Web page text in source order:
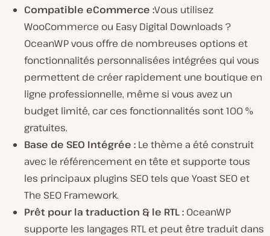
Compatible eCommerce :Vous utilisez
WooCommerce ou Easy Digital Downloads ?
OceanWP vous offre de nombreuses options et
fonctionnalités personnalisées intégrées qui vous
permettent de créer rapidement une boutique en
ligne professionnelle, même si vous avez un
budget limité, car ces fonctionnalités sont 100 %
gratuites.
Base de SEO Intégrée : Le thème a été construit
avec le référencement en tête et supporte tous
les principaux plugins SEO tels que Yoast SEO et
The SEO Framework.
Prêt pour la traduction & le RTL : OceanWP
supporte les langages RTL et peut être traduit dans